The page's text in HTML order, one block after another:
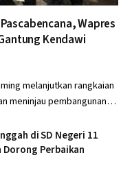
Wapres
Kendawi
melanjutkan rangkaian
meninjau pembangunan…
di SD Negeri 11
Dorong Perbaikan